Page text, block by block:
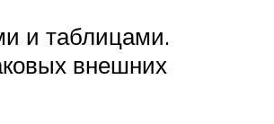
и таблицами.
внешних